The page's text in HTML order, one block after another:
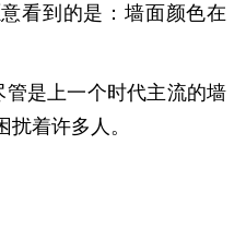
看到的是：墙面颜色在
是上一个时代主流的墙
着许多人。